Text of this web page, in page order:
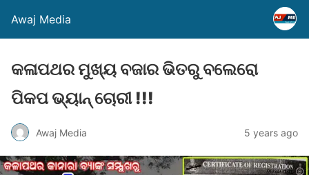
Awaj Media
କଳାପଥର ମୁଖ୍ୟ ବଜାର ଭିତରୁ ବଲେରୋ
ପିକପ ଭ୍ୟାନ୍ ଚୋରୀ !!!
Awaj Media 5 years ago